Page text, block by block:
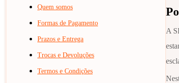
Quem somos
Formas de Pagamento
Prazos e Entrega
Trocas e Devoluções
Termos e Condições
A